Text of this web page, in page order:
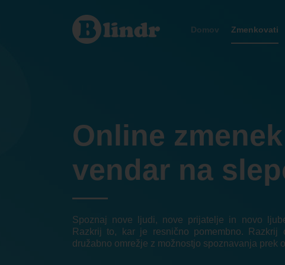
Domov Zmenkovati
Online zmenek
vendar na
Spoznaj nove ljudi, nove prijatelje in novo
Razkrij to, kar je resnično pomembno. Razkrij
družabno omrežje z možnostjo spoznavanja prek